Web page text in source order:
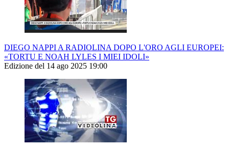
DIEGO NAPPI A RADIOLINA DOPO L'ORO AGLI EUROPEI:
«TORTU E NOAH LYLES I MIEI IDOLI»
Edizione del 14 ago 2025 19:00